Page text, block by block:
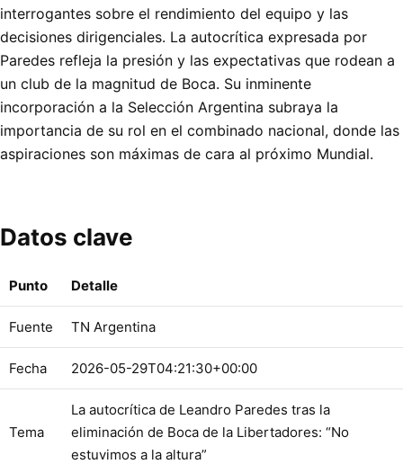
interrogantes sobre el rendimiento del equipo y las
decisiones dirigenciales. La autocrítica expresada por
Paredes refleja la presión y las expectativas que rodean a
un club de la magnitud de Boca. Su inminente
incorporación a la Selección Argentina subraya la
importancia de su rol en el combinado nacional, donde las
aspiraciones son máximas de cara al próximo Mundial.
Datos clave
Punto Detalle
Fuente TN Argentina
Fecha 2026-05-29T04:21:30+00:00
Tema
La autocrítica de Leandro Paredes tras la
eliminación de Boca de la Libertadores: “No
estuvimos a la altura”